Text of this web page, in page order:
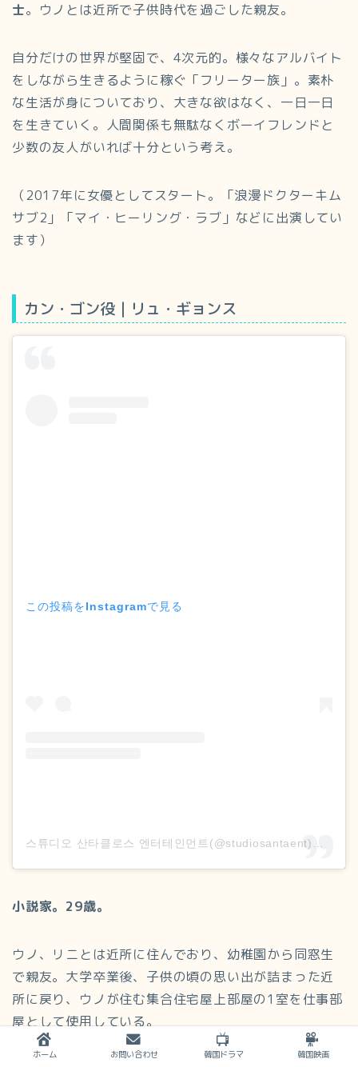
士。ウノとは近所で子供時代を過ごした親友。
自分だけの世界が堅固で、4次元的。様々なアルバイト
をしながら生きるように稼ぐ「フリーター族」。素朴
な生活が身についており、大きな欲はなく、一日一日
を生きていく。人間関係も無駄なくボーイフレンドと
少数の友人がいれば十分という考え。
（2017年に女優としてスタート。「浪漫ドクターキム
サブ2」「マイ・ヒーリング・ラブ」などに出演してい
ます）
カン・ゴン役｜リュ・ギョンス
この投稿をInstagramで見る
小説家。29歳。
ウノ、リニとは近所に住んでおり、幼稚園から同窓生
で親友。大学卒業後、子供の頃の思い出が詰まった近
所に戻り、ウノが住む集合住宅屋上部屋の1室を仕事部
屋として使用している。
ホーム お問い合わせ 韓国ドラマ 韓国映画